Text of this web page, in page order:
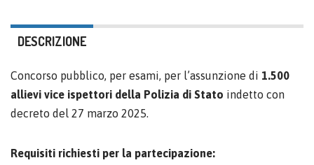
DESCRIZIONE
Concorso pubblico, per esami, per l’assunzione di 1.500
allievi vice ispettori della Polizia di Stato indetto con
decreto del 27 marzo 2025.
Requisiti richiesti per la partecipazione: